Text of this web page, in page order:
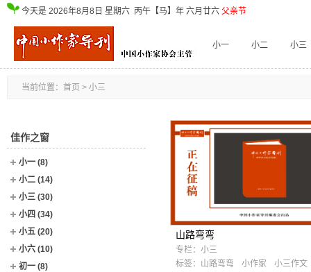
今天是 2026年8月8日 星期六 丙午【马】年 六月廿六 父亲节
小一 小二 小三
当前位置： 首页 > 小三
佳作之窗
小一 (8)
小二 (14)
小三 (30)
小四 (34)
小五 (20)
小六 (10)
初一 (8)
山路弯弯
专栏： 小三
标签： 山路弯弯 小作家 小三作文